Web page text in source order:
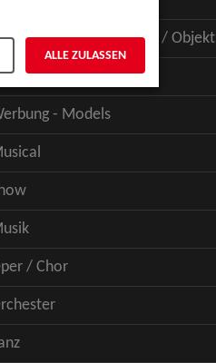
- Figur / Puppe / Objekt
- Talents
- Models
/ Chor
ALLE ZULASSEN